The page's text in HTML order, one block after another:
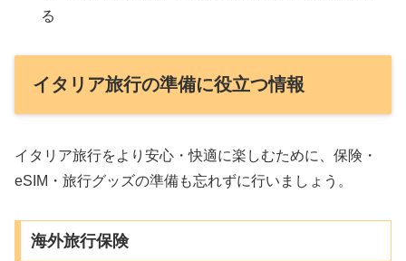
る
イタリア旅行の準備に役立つ情報
イタリア旅行をより安心・快適に楽しむために、保険・
eSIM・旅行グッズの準備も忘れずに行いましょう。
海外旅行保険